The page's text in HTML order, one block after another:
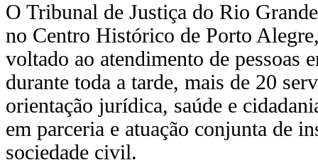
O Tribunal de Justiça do Rio
no Centro Histórico de Porto
voltado ao atendimento de pessoas
durante toda a tarde, mais de 20
orientação jurídica, saúde e
em parceria e atuação conjunta de
sociedade civil.